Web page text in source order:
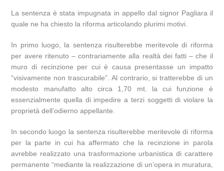
La sentenza è stata impugnata in appello dal signor Pagliara il
quale ne ha chiesto la riforma articolando plurimi motivi.
In primo luogo, la sentenza risulterebbe meritevole di riforma
per avere ritenuto – contrariamente alla realtà dei fatti – che il
muro di recinzione per cui è causa presentasse un impatto
“visivamente non trascurabile”. Al contrario, si tratterebbe di un
modesto manufatto alto circa 1,70 mt. la cui funzione è
essenzialmente quella di impedire a terzi soggetti di violare la
proprietà dell’odierno appellante.
In secondo luogo la sentenza risulterebbe meritevole di riforma
per la parte in cui ha affermato che la recinzione in parola
avrebbe realizzato una trasformazione urbanistica di carattere
permanente “mediante la realizzazione di un’opera in muratura,